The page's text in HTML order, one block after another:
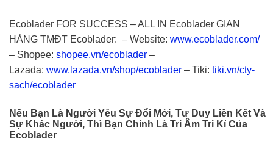
Ecoblader FOR SUCCESS – ALL IN Ecoblader GIAN
HÀNG TMĐT Ecoblader: – Website: www.ecoblader.com/
– Shopee: shopee.vn/ecoblader –
Lazada: www.lazada.vn/shop/ecoblader – Tiki: tiki.vn/cty-
sach/ecoblader
Nếu Bạn Là Người Yêu Sự Đổi Mới, Tư Duy Liên Kết Và
Sự Khác Người, Thì Bạn Chính Là Tri Âm Tri Kỉ Của
Ecoblader